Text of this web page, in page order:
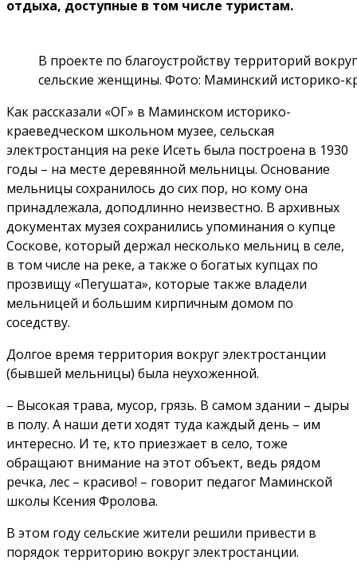
отдыха, доступные в том числе туристам.
В проекте по благоустройству территорий
сельские женщины. Фото: Маминский историко-
Как рассказали «ОГ» в Маминском историко-
краеведческом школьном музее, сельская
электростанция на реке Исеть была построена в 1930
годы – на месте деревянной мельницы. Основание
мельницы сохранилось до сих пор, но кому она
принадлежала, доподлинно неизвестно. В архивных
документах музея сохранились упоминания о купце
Соскове, который держал несколько мельниц в селе,
в том числе на реке, а также о богатых купцах по
прозвищу «Пегушата», которые также владели
мельницей и большим кирпичным домом по
соседству.
Долгое время территория вокруг электростанции
(бывшей мельницы) была неухоженной.
– Высокая трава, мусор, грязь. В самом здании – дыры
в полу. А наши дети ходят туда каждый день – им
интересно. И те, кто приезжает в село, тоже
обращают внимание на этот объект, ведь рядом
речка, лес – красиво! – говорит педагог Маминской
школы Ксения Фролова.
В этом году сельские жители решили привести в
порядок территорию вокруг электростанции.